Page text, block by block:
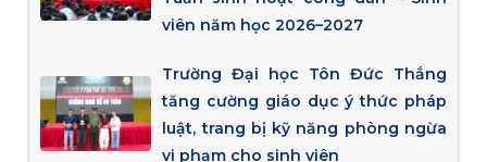
viên năm học 2026–2027
Trường Đại học Tôn Đức Thắng
tăng cường giáo dục ý thức pháp
luật, trang bị kỹ năng phòng ngừa
vi phạm cho sinh viên